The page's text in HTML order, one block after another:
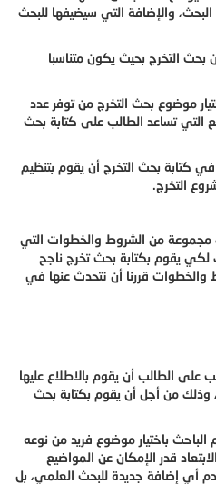
والإضافة التي سيضيفها للبحث
بحث التخرج بحيث يكون متناسبا
موضوع بحث التخرج من توفر عدد
التي تساعد الطالب على كتابة بحث
كتابة بحث التخرج أن يقوم بتنظيم
التخرج.
مجموعة من الشروط والخطوات التي
لكي يقوم بكتابة بحث تخرج ناجح
والخطوات قررنا أن نتحدث عنها في
على الطالب أن يقوم بالاطلاع عليها
من أجل أن يقوم بكتابة بحث
باختيار موضوع فريد من نوعه
قدر الإمكان عن المواضيع
أي إضافة جديدة للبحث العلمي، بل